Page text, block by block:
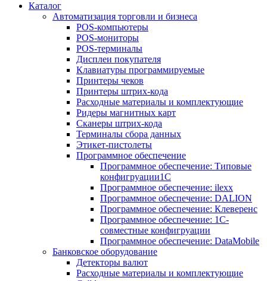
Каталог
Автоматизация торговли и бизнеса
POS-компьютеры
POS-мониторы
POS-терминалы
Дисплеи покупателя
Клавиатуры программируемые
Принтеры чеков
Принтеры штрих-кода
Расходные материалы и комплектующие
Ридеры магнитных карт
Сканеры штрих-кода
Терминалы сбора данных
Этикет-пистолеты
Программное обеспечение
Программное обеспечение: Типовые
конфигруации1С
Программное обеспечение: ilexx
Программное обеспечение: DALION
Программное обеспечение: Клеверенс
Программное обеспечение: 1С-
совместные конфигруации
Программное обеспечение: DataMobile
Банковское оборудование
Детекторы валют
Расходные материалы и комплектующие